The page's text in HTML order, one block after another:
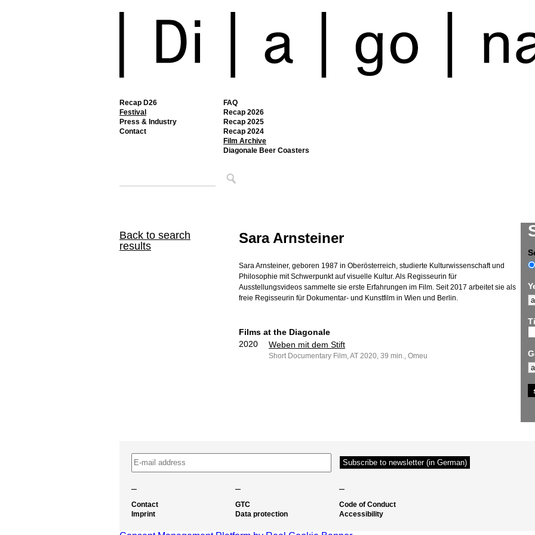
Recap D26
Festival
FAQ
Recap 2026
Recap 2025
Recap 2024
Film Archive
Diagonale Beer Coasters
Press & Industry
Contact
Back to search
results
Sara Arnsteiner
Sara Arnsteiner, geboren 1987 in Oberösterreich, studierte Kulturwissenschaft und
Philosophie mit Schwerpunkt auf visuelle Kultur. Als Regisseurin für
Ausstellungsvideos sammelte sie erste Erfahrungen im Film. Seit 2017 arbeitet sie als
freie Regisseurin für Dokumentar- und Kunstfilm in Wien und Berlin.
Films at the Diagonale
2020
Weben mit dem Stift
Short Documentary Film, AT 2020, 39 min., Omeu
– – –
Contact
Imprint
GTC
Data protection
Code of Conduct
Accessibility